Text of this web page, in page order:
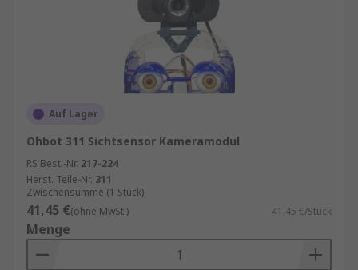
Auf Lager
Ohbot 311 Sichtsensor Kameramodul
RS Best.-Nr. 217-224
Herst. Teile-Nr. 311
Zwischensumme (1 Stück)
41,45 €(ohne MwSt.) 41,45 €/Stück
Menge